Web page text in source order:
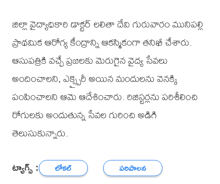
జిల్లా వైద్యాధికారి డాక్టర్ లలితా దేవి గురువారం మునిపల్లి
ప్రాథమిక ఆరోగ్య కేంద్రాన్ని ఆకస్మికంగా తనిఖీ చేశారు.
ఆసుపత్రికి వచ్చే ప్రజలకు మెరుగైన వైద్య సేవలు
అందించాలని, ఎక్స్పైరీ అయిన మందులను వెనక్కి
పంపించాలని ఆమె ఆదేశించారు. రిజిస్టర్లను పరిశీలించి
రోగులకు అందుతున్న సేవల గురించి అడిగి
తెలుసుకున్నారు.
ట్యాగ్స్ : లోకల్ పరిపాలన